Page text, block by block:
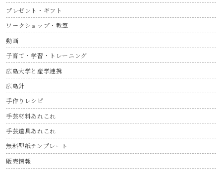
プレゼント・ギフト
ワークショップ・教室
動画
子育て・学習・トレーニング
広島大学と産学連携
広島針
手作りレシピ
手芸材料あれこれ
手芸道具あれこれ
無料型紙テンプレート
販売情報